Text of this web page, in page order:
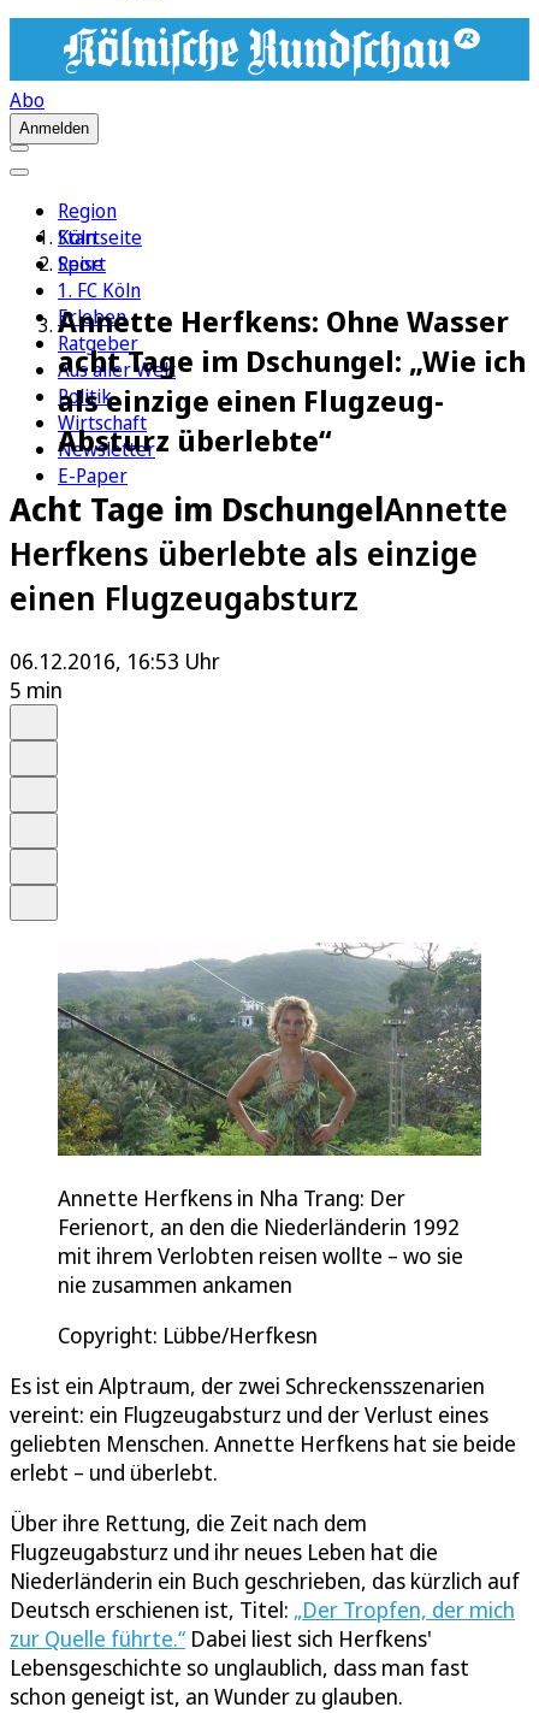
Abo
Anmelden
Region
Köln
Sport
1. FC Köln
Erleben
Ratgeber
Aus aller Welt
Politik
Wirtschaft
Newsletter
E-Paper
Startseite
Reise
Annette Herfkens: Ohne Wasser
acht Tage im Dschungel: „Wie ich
als einzige einen Flugzeug-
Absturz überlebte“
Acht Tage im DschungelAnnette
Herfkens überlebte als einzige
einen Flugzeugabsturz
06.12.2016, 16:53 Uhr
5 min
Annette Herfkens in Nha Trang: Der
Ferienort, an den die Niederländerin 1992
mit ihrem Verlobten reisen wollte – wo sie
nie zusammen ankamen
Copyright: Lübbe/Herfkesn
Es ist ein Alptraum, der zwei Schreckensszenarien
vereint: ein Flugzeugabsturz und der Verlust eines
geliebten Menschen. Annette Herfkens hat sie beide
erlebt – und überlebt.
Über ihre Rettung, die Zeit nach dem
Flugzeugabsturz und ihr neues Leben hat die
Niederländerin ein Buch geschrieben, das kürzlich auf
Deutsch erschienen ist, Titel: „Der Tropfen, der mich
zur Quelle führte.“ Dabei liest sich Herfkens'
Lebensgeschichte so unglaublich, dass man fast
schon geneigt ist, an Wunder zu glauben.